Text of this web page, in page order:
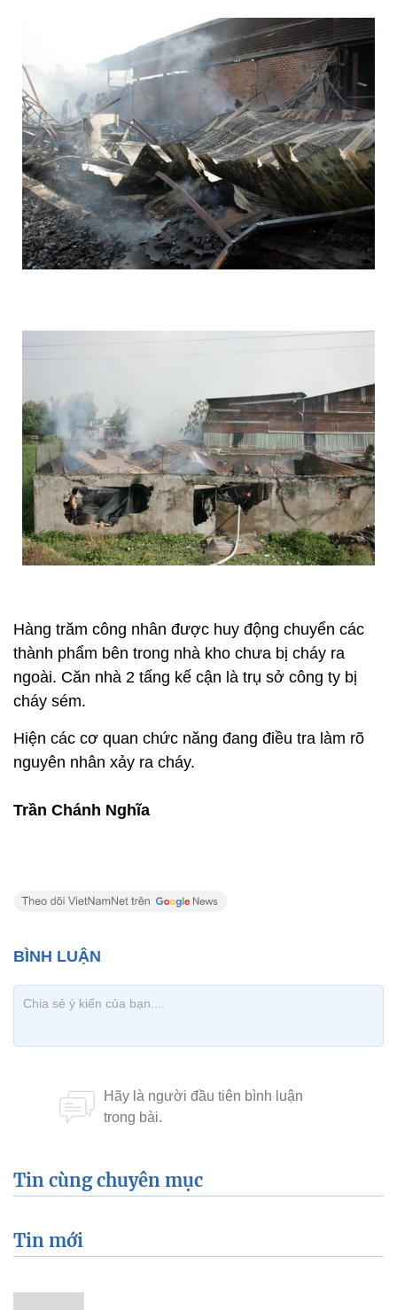
Hàng trăm công nhân được huy động chuyển các
thành phẩm bên trong nhà kho chưa bị cháy ra
ngoài. Căn nhà 2 tấng kế cận là trụ sở công ty bị
cháy sém.
Hiện các cơ quan chức năng đang điều tra làm rõ
nguyên nhân xảy ra cháy.
Trần Chánh Nghĩa
Tin cùng chuyên mục
Tin mới